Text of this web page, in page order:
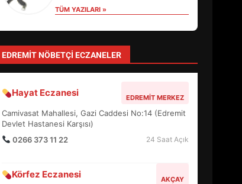
TÜM YAZILARI »
EDREMIT NÖBETÇI ECZANELER
Hayat Eczanesi EDREMIT MERKEZ
Camivasat Mahallesi, Gazi Caddesi No:14 (Edremit
Devlet Hastanesi Karşısı)
0266 373 11 22
24 Saat Açık
Körfez Eczanesi AKÇAY
4
EDREMİT’İN GURURU TÜRKİYE
FİNALİNDE NE BAŞARDI?
5
BALIKESİR MÜZELERİNDE
SÜRE UZATILDI: NE DEĞİŞTİ?
BURHANİYE SATRANÇ